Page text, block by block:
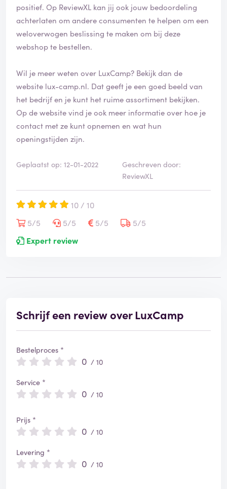
positief. Op ReviewXL kan jij ook jouw bedoordeling
achterlaten om andere consumenten te helpen om een
weloverwogen beslissing te maken om bij deze
webshop te bestellen.
Wil je meer weten over LuxCamp? Bekijk dan de
website lux-camp.nl. Dat geeft je een goed beeld van
het bedrijf en je kunt het ruime assortiment bekijken.
Op de website vind je ook meer informatie over hoe je
contact met ze kunt opnemen en wat hun
openingstijden zijn.
Geplaatst op: 12-01-2022
Geschreven door:
ReviewXL
10 / 10
5/5
5/5 5/5
5/5
Expert review
Schrijf een review over LuxCamp
Bestelproces *
0 / 10
Service *
0 / 10
Prijs *
0 / 10
Levering *
0 / 10